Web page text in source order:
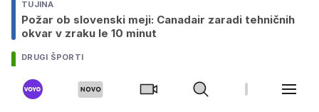
TUJINA
Požar ob slovenski meji: Canadair zaradi tehničnih
okvar v zraku le 10 minut
DRUGI ŠPORTI
konkurenco